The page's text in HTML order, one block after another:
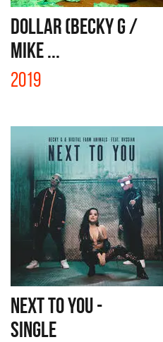
DOLLAR (BECKY G /
MIKE ...
2019
NEXT TO YOU -
SINGLE